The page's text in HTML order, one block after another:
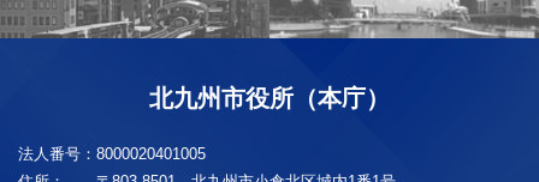
北九州市役所（本庁）
法人番号： 8000020401005